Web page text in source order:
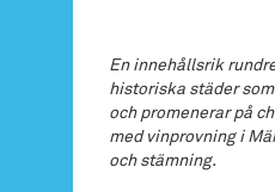
En innehållsrik
historiska städer
och promenerar på
med vinprovning i
och stämning.